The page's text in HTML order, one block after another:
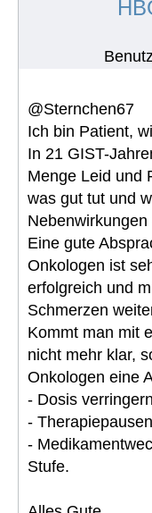
@Sternchen67
Ich bin Patient,
In 21 GIST-
Menge Leid und
was gut tut und
Eine gute
Onkologen ist
erfolgreich und
Schmerzen
Kommt man mit
nicht mehr klar,
Onkologen eine
- Dosis
-
-
Stufe.